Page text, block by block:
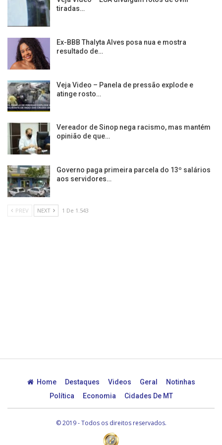
tiradas…
Ex-BBB Thalyta Alves posa nua e mostra
resultado de…
Veja Video – Panela de pressão explode e
atinge rosto…
Vereador de Sinop nega racismo, mas mantém
opinião de que…
Governo paga primeira parcela do 13º salários
aos servidores…
PREV NEXT 1 De 1.543
Home Destaques Videos Geral
Notinhas
Política
Economia Cidades De MT
© 2019 - Todos os direitos reservados.